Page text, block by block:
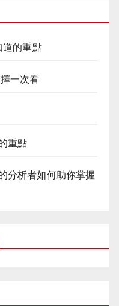
道的重點
一次看
重點
分析者如何助你掌握